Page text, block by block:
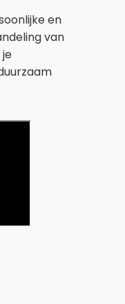
en
van